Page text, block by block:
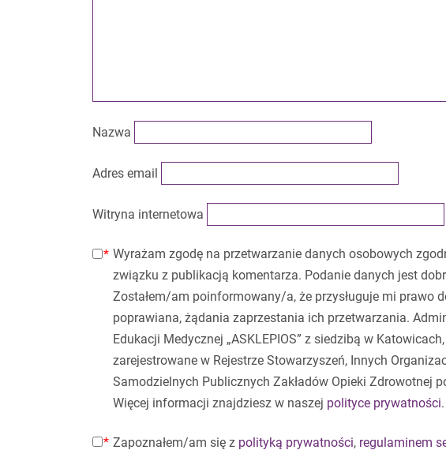
Nazwa
Adres email
Witryna internetowa
Wyrażam zgodę na przetwarzanie danych osobowych
związku z publikacją komentarza. Podanie danych jest
Zostałem/am poinformowany/a, że przysługuje mi prawo
poprawiana, żądania zaprzestania ich przetwarzania.
Edukacji Medycznej „ASKLEPIOS” z siedzibą w
zarejestrowane w Rejestrze Stowarzyszeń, Innych
Samodzielnych Publicznych Zakładów Opieki Zdrowotnej
Więcej informacji znajdziesz w naszej polityce prywatności.
Zapoznałem/am się z polityką prywatności, regulaminem